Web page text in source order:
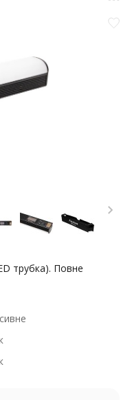
трубка). Повне